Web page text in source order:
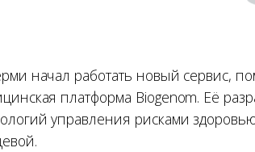
начал работать новый сервис,
платформа Biogenom. Её
управления рисками